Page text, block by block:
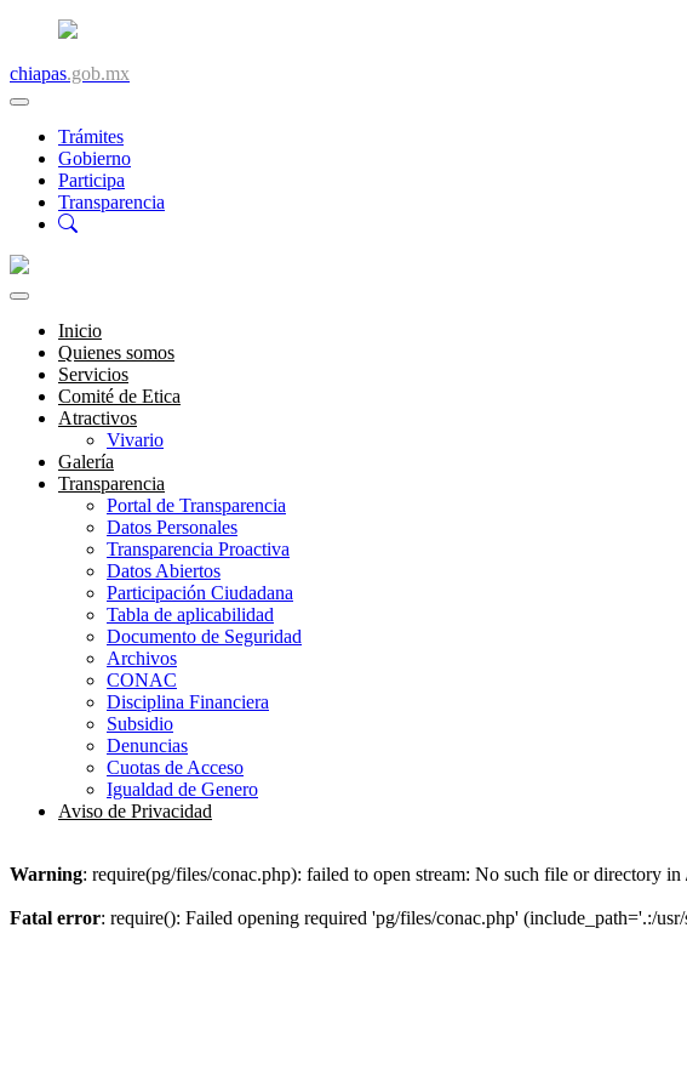
chiapas.gob.mx
Trámites
Gobierno
Participa
Transparencia
Inicio
Quienes somos
Servicios
Comité de Etica
Atractivos
Vivario
Galería
Transparencia
Portal de Transparencia
Datos Personales
Transparencia Proactiva
Datos Abiertos
Participación Ciudadana
Tabla de aplicabilidad
Documento de Seguridad
Archivos
CONAC
Disciplina Financiera
Subsidio
Denuncias
Cuotas de Acceso
Igualdad de Genero
Aviso de Privacidad
Warning: require(pg/files/conac.php): failed to open stream: No such file or directory in
Fatal error: require(): Failed opening required 'pg/files/conac.php' (include_path='.:/